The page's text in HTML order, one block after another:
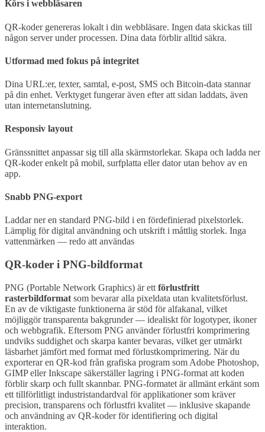
Körs i webbläsaren
QR-koder genereras lokalt i din webbläsare. Ingen data skickas till
någon server under processen. Dina data förblir alltid säkra.
Utformad med fokus på integritet
Dina URL:er, texter, samtal, e-post, SMS och Bitcoin-data stannar
på din enhet. Verktyget fungerar även efter att sidan laddats, även
utan internetanslutning.
Responsiv layout
Gränssnittet anpassar sig till alla skärmstorlekar. Skapa och ladda ner
QR-koder enkelt på mobil, surfplatta eller dator utan behov av en
app.
Snabb PNG-export
Laddar ner en standard PNG-bild i en fördefinierad pixelstorlek.
Lämplig för digital användning och utskrift i måttlig storlek. Inga
vattenmärken — redo att användas
QR-koder i PNG-bildformat
PNG (Portable Network Graphics) är ett förlustfritt
rasterbildformat som bevarar alla pixeldata utan kvalitetsförlust.
En av de viktigaste funktionerna är stöd för alfakanal, vilket
möjliggör transparenta bakgrunder — idealiskt för logotyper, ikoner
och webbgrafik. Eftersom PNG använder förlustfri komprimering
undviks suddighet och skarpa kanter bevaras, vilket ger utmärkt
läsbarhet jämfört med format med förlustkomprimering. När du
exporterar en QR-kod från grafiska program som Adobe Photoshop,
GIMP eller Inkscape säkerställer lagring i PNG-format att koden
förblir skarp och fullt skannbar. PNG-formatet är allmänt erkänt som
ett tillförlitligt industristandardval för applikationer som kräver
precision, transparens och förlustfri kvalitet — inklusive skapande
och användning av QR-koder för identifiering och digital
interaktion.